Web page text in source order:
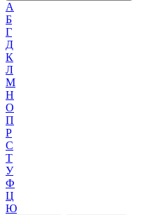
А
Б
Г
Д
К
Л
М
Н
О
П
Р
С
Т
У
Ф
Ц
Ю